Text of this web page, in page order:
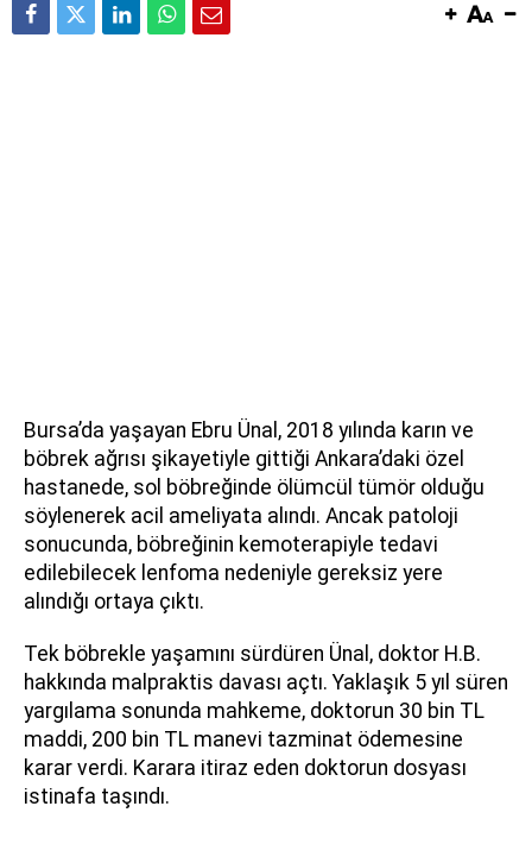
Bursa’da yaşayan Ebru Ünal, 2018 yılında karın ve
böbrek ağrısı şikayetiyle gittiği Ankara’daki özel
hastanede, sol böbreğinde ölümcül tümör olduğu
söylenerek acil ameliyata alındı. Ancak patoloji
sonucunda, böbreğinin kemoterapiyle tedavi
edilebilecek lenfoma nedeniyle gereksiz yere
alındığı ortaya çıktı.
Tek böbrekle yaşamını sürdüren Ünal, doktor H.B.
hakkında malpraktis davası açtı. Yaklaşık 5 yıl süren
yargılama sonunda mahkeme, doktorun 30 bin TL
maddi, 200 bin TL manevi tazminat ödemesine
karar verdi. Karara itiraz eden doktorun dosyası
istinafa taşındı.